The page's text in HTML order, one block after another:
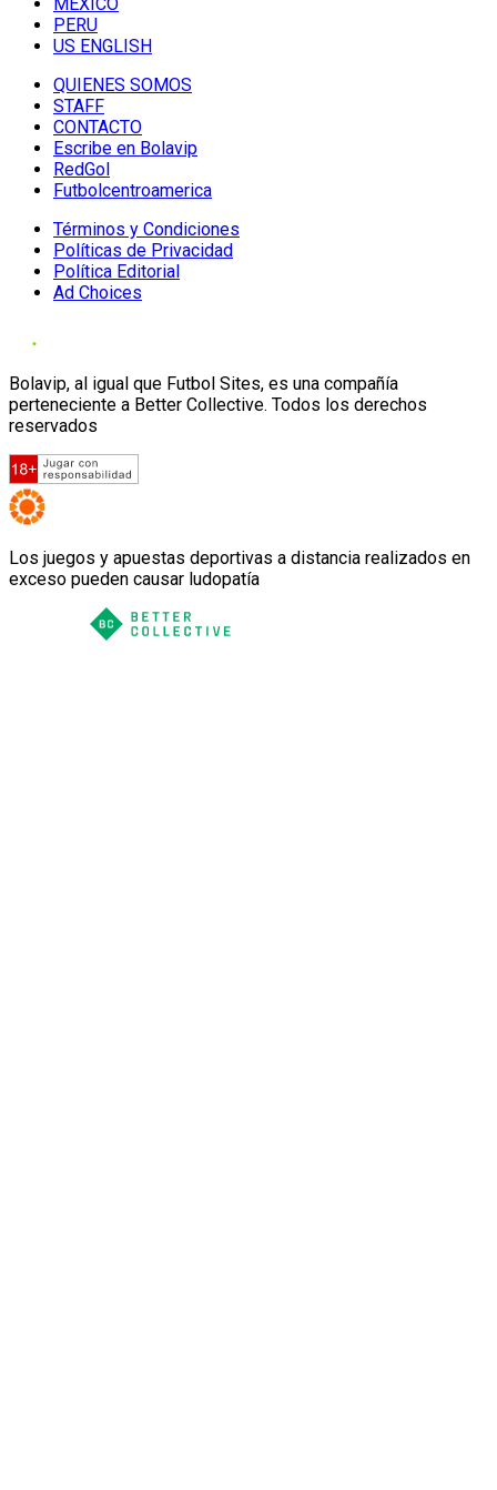
PERU
US ENGLISH
QUIENES SOMOS
STAFF
CONTACTO
Escribe en Bolavip
RedGol
Futbolcentroamerica
Términos y Condiciones
Políticas de Privacidad
Política Editorial
Ad Choices
Bolavip, al igual que Futbol Sites, es una compañía
perteneciente a Better Collective. Todos los derechos
reservados
Los juegos y apuestas deportivas a distancia realizados en
exceso pueden causar ludopatía